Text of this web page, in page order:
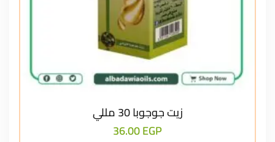
زيت جوجوبا 30 مللي
36.00EGP